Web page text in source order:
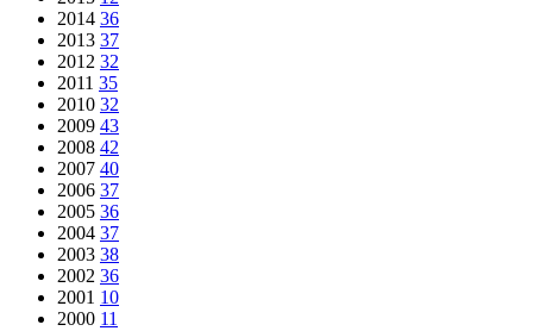
2014 36
2013 37
2012 32
2011 35
2010 32
2009 43
2008 42
2007 40
2006 37
2005 36
2004 37
2003 38
2002 36
2001 10
2000 11